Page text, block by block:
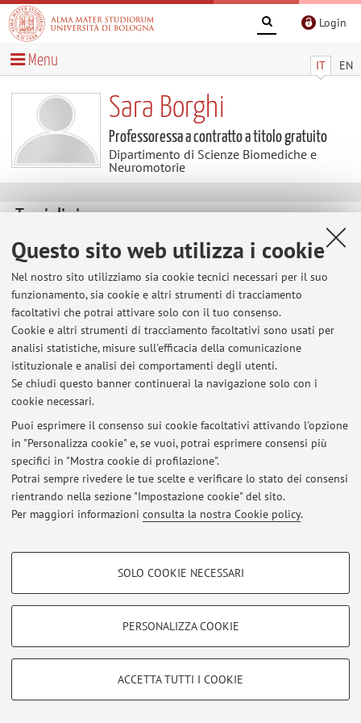
Questo sito web utilizza i cookie
Nel nostro sito utilizziamo sia cookie tecnici necessari per il suo
funzionamento, sia cookie e altri strumenti di tracciamento
facoltativi che potrai attivare solo con il tuo consenso.
Cookie e altri strumenti di tracciamento facoltativi sono usati per
analisi statistiche, misure sull'efficacia della comunicazione
istituzionale e analisi dei comportamenti degli utenti.
Se chiudi questo banner continuerai la navigazione solo con i
cookie necessari.
Puoi esprimere il consenso sui cookie facoltativi attivando l'opzione
in "Personalizza cookie" e, se vuoi, potrai esprimere consensi più
specifici in "Mostra cookie di profilazione".
Potrai sempre rivedere le tue scelte e verificare lo stato dei consensi
rientrando nella sezione "Impostazione cookie" del sito.
Per maggiori informazioni consulta la nostra Cookie policy.
COOKIE DI PROFILAZIONE - FACOLTATIVI
COOKIE TECNICI - NECESSARI
Si tratta di cookie tecnici utilizzati, a titolo esemplificativo, per il corretto
SOLO COOKIE NECESSARI
PERSONALIZZA COOKIE
ACCETTA TUTTI I COOKIE
Login
IT EN
Menu
Sara Borghi
Professoressa a contratto a titolo gratuito
Dipartimento di Scienze Biomediche e
Neuromotorie
Temi di ricerca
Riabilitazione neurologica. Riabilitazione di pazienti
ospedalizzati in fase acuta. Metodologia della ricerca.
Ultimi avvisi
Al momento non sono presenti avvisi.
Area riservata
Accedi tramiteloginper gestire tutti i contenuti del sito.
© 2026 - ALMA MATER STUDIORUM - Università di Bologna - Via
Zamboni, 33 - 40126 Bologna - Partita IVA: 01131710376